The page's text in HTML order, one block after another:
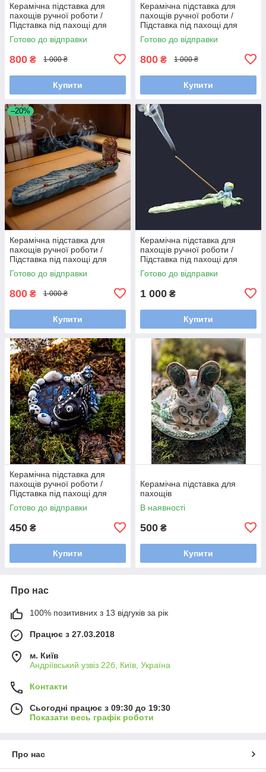
Керамічна підставка для
пахощів ручної роботи /
Підставка під пахощі для
аромапаличок
Готово до відправки
800 ₴ 1 000 ₴
Купити
Керамічна підставка для
пахощів ручної роботи /
Підставка під пахощі для
аромапаличок
Готово до відправки
800 ₴ 1 000 ₴
Купити
–20%
Керамічна підставка для
пахощів ручної роботи /
Підставка під пахощі для
аромапаличок
Готово до відправки
800 ₴ 1 000 ₴
Купити
Керамічна підставка для
пахощів ручної роботи /
Підставка під пахощі для
аромапаличок
Готово до відправки
1 000 ₴
Купити
Керамічна підставка для
пахощів ручної роботи /
Підставка під пахощі для
аромапаличок
Готово до відправки
450 ₴
Купити
Керамічна підставка для
пахощів
В наявності
500 ₴
Купити
Про нас
100% позитивних з 13 відгуків за рік
Працює з 27.03.2018
м. Київ
Андріївський узвіз 22б, Київ, Україна
Контакти
Сьогодні працює з 09:30 до 19:30
Показати весь графік роботи
Про нас